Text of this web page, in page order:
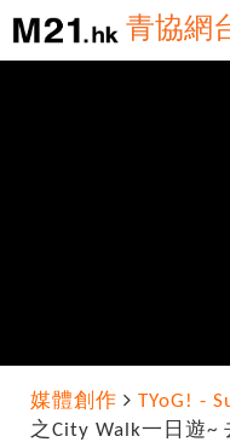
青協網
媒體創作 TYoG! -
之City Walk一日遊~